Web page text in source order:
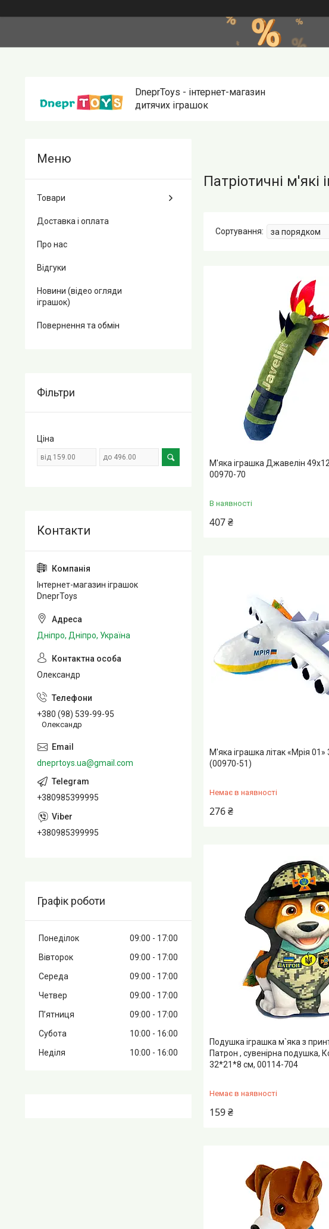
DneprToys - інтернет-магазин
дитячих іграшок
Патріотичні м'які
М'яка іграшка Джавелін
00970-70
В наявності
407 ₴
М'яка іграшка літак «Мрія
(00970-51)
Немає в наявності
276 ₴
Подушка іграшка м`яка з
Патрон , сувенірна подушка,
32*21*8 см, 00114-704
Немає в наявності
159 ₴
Товари
Доставка і оплата
Про нас
Відгуки
Новини (відео огляди
іграшок)
Повернення та обмін
Фільтри
Ціна
Інтернет-магазин іграшок
DneprToys
Дніпро, Дніпро, Україна
Олександр
+380 (98) 539-99-95
Олександр
dneprtoys.ua@gmail.com
+380985399995
+380985399995
Графік роботи
Понеділок 09:00
17:00
Вівторок
09:00
17:00
Середа
09:00
17:00
Четвер
09:00
17:00
Пʼятниця
09:00
17:00
Субота
10:00
16:00
Неділя
10:00 16:00